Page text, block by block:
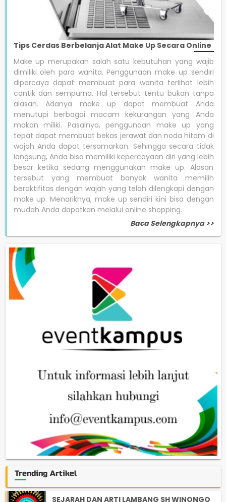
Tips Cerdas Berbelanja Alat Make Up Secara Online
Make up merupakan salah satu kebutuhan yang wajib
dimiliki oleh para wanita. Penggunaan make up sendiri
dipercaya dapat membuat para wanita terlihat lebih
cantik dan sempurna. Hal tersebut tentu bukan tanpa
alasan. Adanya make up dapat membuat Anda
menutupi berbagai macam kekurangan yang Anda
makan miliki. Pasalnya, penggunaan make up yang
tepat dapat membuat bekas jerawat dan noda hitam di
wajah Anda dapat tersamarkan. Sehingga secara tidak
langsung, Anda bisa memiliki kepercayaan diri yang lebih
besar ketika sedang menggunakan make up. Alasan
tersebut yang membuat banyak wanita memilih
beraktifitas dengan wajah yang telah dilengkapi dengan
make up. Menariknya, make up sendiri kini bisa dengan
mudah Anda dapatkan melalui online shopping.
Baca Selengkapnya >>
Trending Artikel
SEJARAH DAN ARTI LAMBANG SH WINONGO